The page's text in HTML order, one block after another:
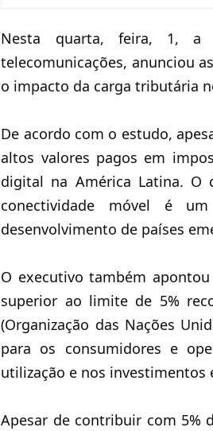
Nesta quarta, feira, 1, a
telecomunicações, anunciou
o impacto da carga tributária
De acordo com o estudo,
altos valores pagos em
digital na América Latina. O
conectividade móvel é
desenvolvimento de países
O executivo também
superior ao limite de 5%
(Organização das Nações
para os consumidores e
utilização e nos investimentos
Apesar de contribuir com 5%